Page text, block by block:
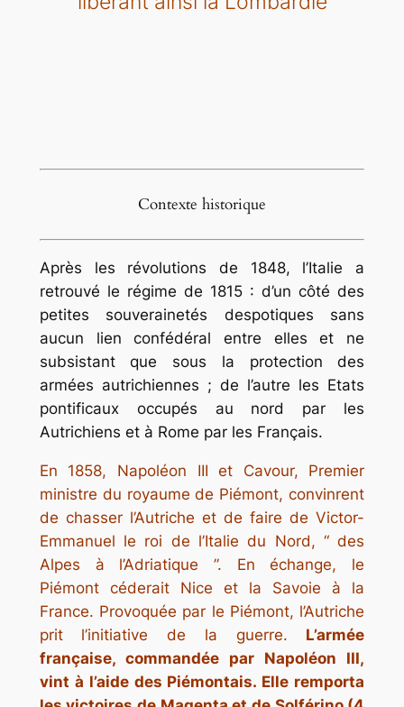
Contexte historique
Après les révolutions de 1848, l’Italie a
retrouvé le régime de 1815 : d’un côté des
petites souverainetés despotiques sans
aucun lien confédéral entre elles et ne
subsistant que sous la protection des
armées autrichiennes ; de l’autre les Etats
pontificaux occupés au nord par les
Autrichiens et à Rome par les Français.
En 1858, Napoléon III et Cavour, Premier
ministre du royaume de Piémont, convinrent
de chasser l’Autriche et de faire de Victor-
Emmanuel le roi de l’Italie du Nord, “ des
Alpes à l’Adriatique ”. En échange, le
Piémont céderait Nice et la Savoie à la
France. Provoquée par le Piémont, l’Autriche
prit l’initiative de la guerre.
L’armée
française, commandée par Napoléon III,
vint à l’aide des Piémontais. Elle remporta